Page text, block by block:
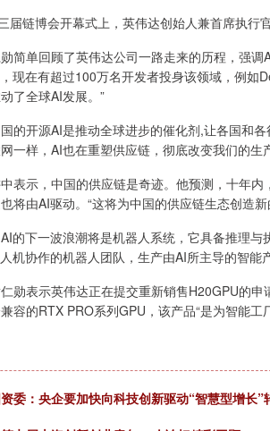
链博会开幕式上，英伟达创始人兼首席执行
单回顾了英伟达公司一路走来的历程，强调
现在有超过100万名开发者投身该领域，例
了全球AI发展。”
开源AI是推动全球进步的催化剂,让各国和各
一样，AI也在重塑供应链，彻底改变我们的生
示，中国的供应链是奇迹。他预测，十年内
将由AI驱动。“这将为中国的供应链生态创造新
下一波浪潮将是机器人系统，它具备推理与
机协作的机器人团队，生产由AI所主导的智能
表示英伟达正在提交重新销售H20GPU的申
容的RTX PRO系列GPU，该产品“是为智能工
委：央企要加快向科技创新驱动“智慧型增长”